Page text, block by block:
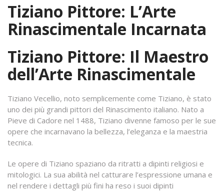
Tiziano Pittore: L’Arte
Rinascimentale Incarnata
Tiziano Pittore: Il Maestro
dell’Arte Rinascimentale
Tiziano Vecellio, noto semplicemente come Tiziano, è stato
uno dei più grandi pittori del Rinascimento italiano. Nato a
Pieve di Cadore nel 1488, Tiziano divenne famoso per le sue
opere che incarnavano la bellezza, l’eleganza e la maestria
tecnica.
Le opere di Tiziano spaziano da ritratti a dipinti religiosi e
mitologici. La sua abilità nel catturare l’espressione umana e
nel rendere i dettagli più fini ha reso i suoi dipinti